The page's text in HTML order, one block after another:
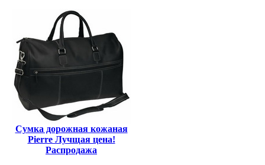
Сумка дорожная кожаная
Pierre Лучщая цена!
Распродажа